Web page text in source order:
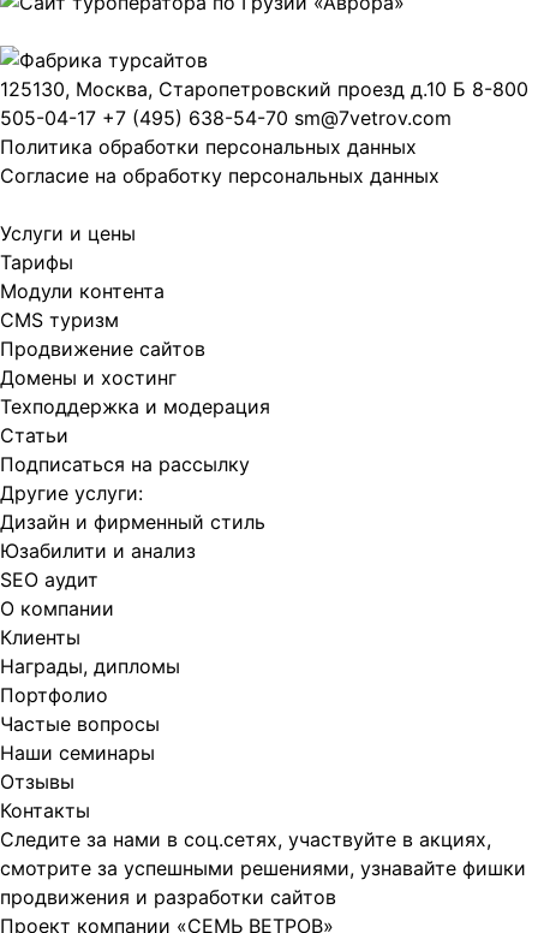
125130, Москва, Старопетровский проезд д.10 Б 8-800
505-04-17 +7 (495) 638-54-70 sm@7vetrov.com
Политика обработки персональных данных
Согласие на обработку персональных данных
Услуги и цены
Тарифы
Модули контента
CMS туризм
Продвижение сайтов
Домены и хостинг
Техподдержка и модерация
Статьи
Подписаться на рассылку
Другие услуги:
Дизайн и фирменный стиль
Юзабилити и анализ
SEO аудит
О компании
Клиенты
Награды, дипломы
Портфолио
Частые вопросы
Наши семинары
Отзывы
Контакты
Следите за нами в соц.сетях, участвуйте в акциях,
смотрите за успешными решениями, узнавайте фишки
продвижения и разработки сайтов
Проект компании «СЕМЬ ВЕТРОВ»